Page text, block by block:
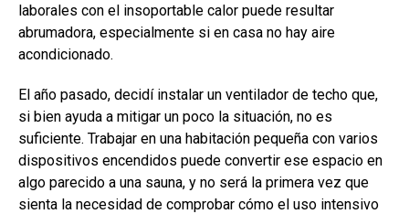
laborales con el insoportable calor puede resultar
abrumadora, especialmente si en casa no hay aire
acondicionado.
El año pasado, decidí instalar un ventilador de techo que,
si bien ayuda a mitigar un poco la situación, no es
suficiente. Trabajar en una habitación pequeña con varios
dispositivos encendidos puede convertir ese espacio en
algo parecido a una sauna, y no será la primera vez que
sienta la necesidad de comprobar cómo el uso intensivo